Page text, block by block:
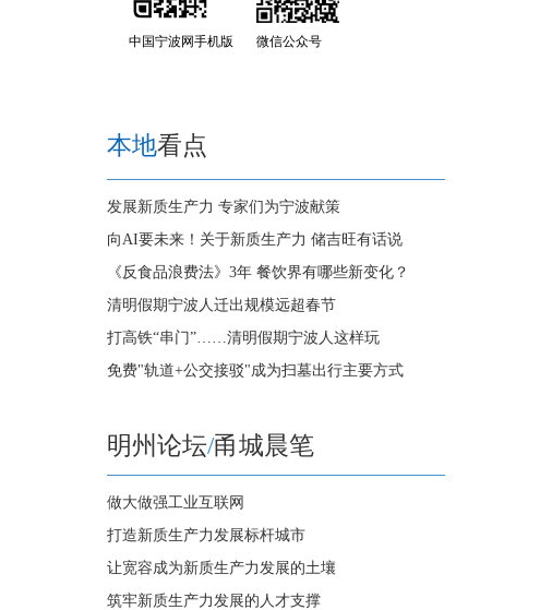
中国宁波网手机版 微信公众号
本地看点
发展新质生产力 专家们为宁波献策
向AI要未来！关于新质生产力 储吉旺有话说
《反食品浪费法》3年 餐饮界有哪些新变化？
清明假期宁波人迁出规模远超春节
打高铁“串门”……清明假期宁波人这样玩
免费"轨道+公交接驳"成为扫墓出行主要方式
明州论坛/甬城晨笔
做大做强工业互联网
打造新质生产力发展标杆城市
让宽容成为新质生产力发展的土壤
筑牢新质生产力发展的人才支撑